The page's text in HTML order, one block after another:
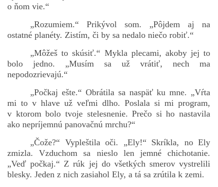
o ňom vie.“
„Rozumiem.“ Prikývol som. „Pôjdem aj na
ostatné planéty. Zistím, či by sa nedalo niečo robiť.“
„Môžeš to skúsiť.“ Mykla plecami, akoby jej to
bolo jedno. „Musím sa už vrátiť, nech ma
nepodozrievajú.“
„Počkaj ešte.“ Obrátila sa naspäť ku mne. „Vŕta
mi to v hlave už veľmi dlho. Poslala si mi program,
v ktorom bolo tvoje stelesnenie. Prečo si ho nastavila
ako nepríjemnú panovačnú mrchu?“
„Čože?“ Vypleštila oči. „Ely!“ Skríkla, no Ely
zmizla. Vzduchom sa nieslo len jemné chichotanie.
„Veď počkaj.“ Z rúk jej do všetkých smerov vystrelili
blesky. Jeden z nich zasiahol Ely, a tá sa zrútila k zemi.